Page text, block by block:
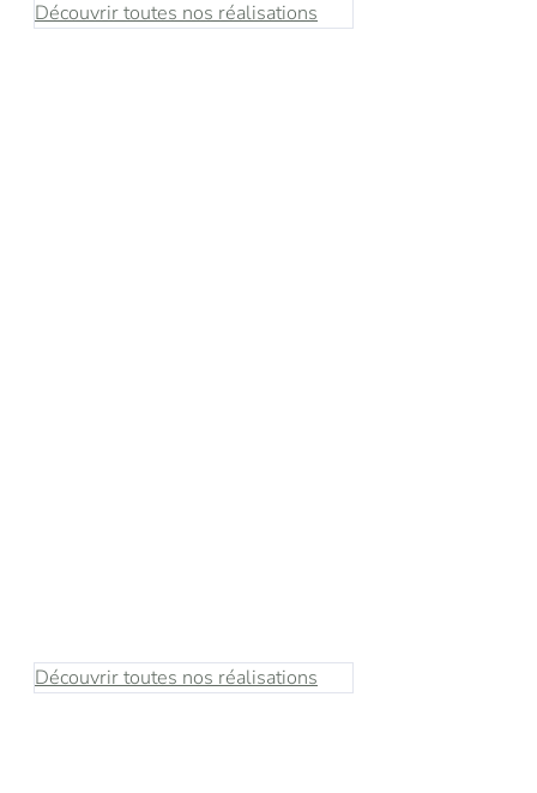
Découvrir toutes nos réalisations
Découvrir toutes nos réalisations